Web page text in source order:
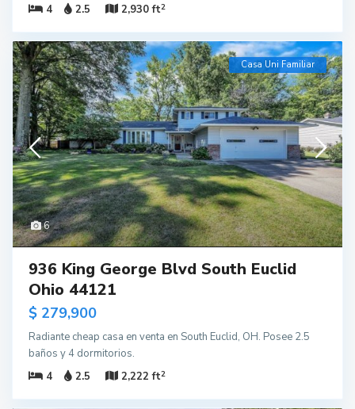
4
2.5 2,930 ft2
6
Casa Uni Familiar
936 King George Blvd South Euclid
Ohio 44121
$ 279,900
Radiante cheap casa en venta en South Euclid, OH. Posee 2.5
baños y 4 dormitorios.
4
2.5 2,222 ft2